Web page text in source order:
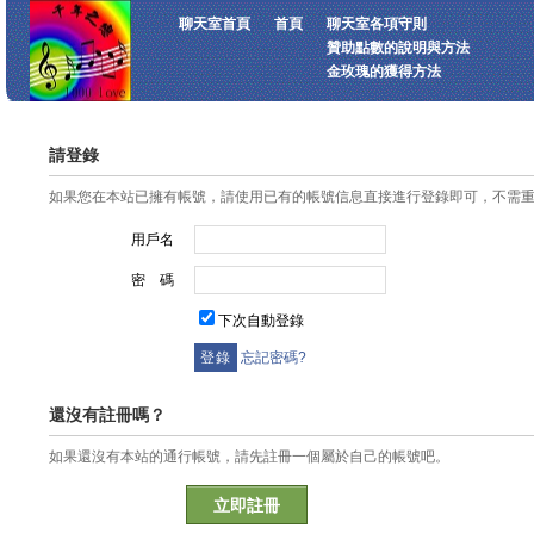
聊天室首頁 首頁
聊天室各項守則
贊助點數的說明與方法
金玫瑰的獲得方法
請登錄
如果您在本站已擁有帳號，請使用已有的帳號信息直接進行登錄即可，不需
用戶名
密 碼
下次自動登錄
忘記密碼?
還沒有註冊嗎？
如果還沒有本站的通行帳號，請先註冊一個屬於自己的帳號吧。
立即註冊